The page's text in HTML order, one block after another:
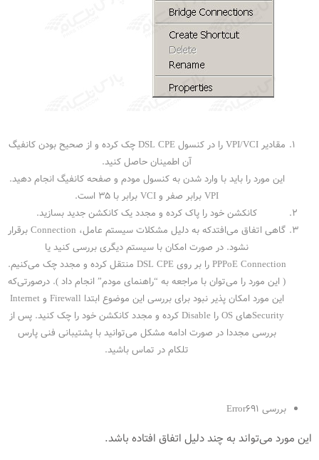
مقادیر VPI/VCI را در کنسول DSL CPE چک کرده و از صحیح بودن کانفیگ
آن اطمینان حاصل کنید.
این مورد را باید با وارد شدن به کنسول مودم و صفحه کانفیگ انجام دهید.
VPI برابر صفر و VCI برابر با ۳۵ است.
کانکشن خود را پاک کرده و مجدد یک کانکشن جدید بسازید.
گاهی اتفاق می‌افتدکه به دلیل مشکلات سیستم عامل، Connection برقرار
نشود. در صورت امکان با سیستم دیگری بررسی کنید یا
PPPoE Connection را بر روی DSL CPE منتقل کرده و مجدد چک می‌کنیم.
( این مورد را می‌توان با مراجعه به “راهنمای مودم” انجام داد ). درصورتی‌که
این مورد امکان پذیر نبود برای بررسی این موضوع ابتدا Firewall و‌ Internet
Security‌های OS را Disable کرده و مجدد کانکشن خود را چک کنید. پس از
بررسی مجددا در صورت ادامه مشکل می‌توانید با پشتیبانی فنی پارس
تلکام در تماس باشید.
بررسی Error691
این مورد می‌تواند به چند دلیل اتفاق افتاده باشد.